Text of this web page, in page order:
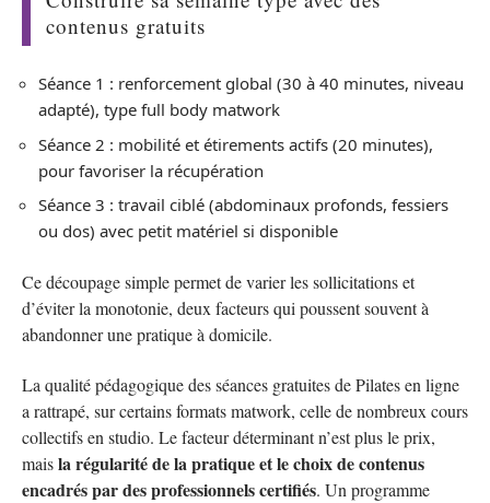
contenus gratuits
Séance 1 : renforcement global (30 à 40 minutes, niveau
adapté), type full body matwork
Séance 2 : mobilité et étirements actifs (20 minutes),
pour favoriser la récupération
Séance 3 : travail ciblé (abdominaux profonds, fessiers
ou dos) avec petit matériel si disponible
Ce découpage simple permet de varier les sollicitations et
d’éviter la monotonie, deux facteurs qui poussent souvent à
abandonner une pratique à domicile.
La qualité pédagogique des séances gratuites de Pilates en ligne
a rattrapé, sur certains formats matwork, celle de nombreux cours
collectifs en studio. Le facteur déterminant n’est plus le prix,
maisla régularité de la pratique et le choix de contenus
encadrés par des professionnels certifiés. Un programme